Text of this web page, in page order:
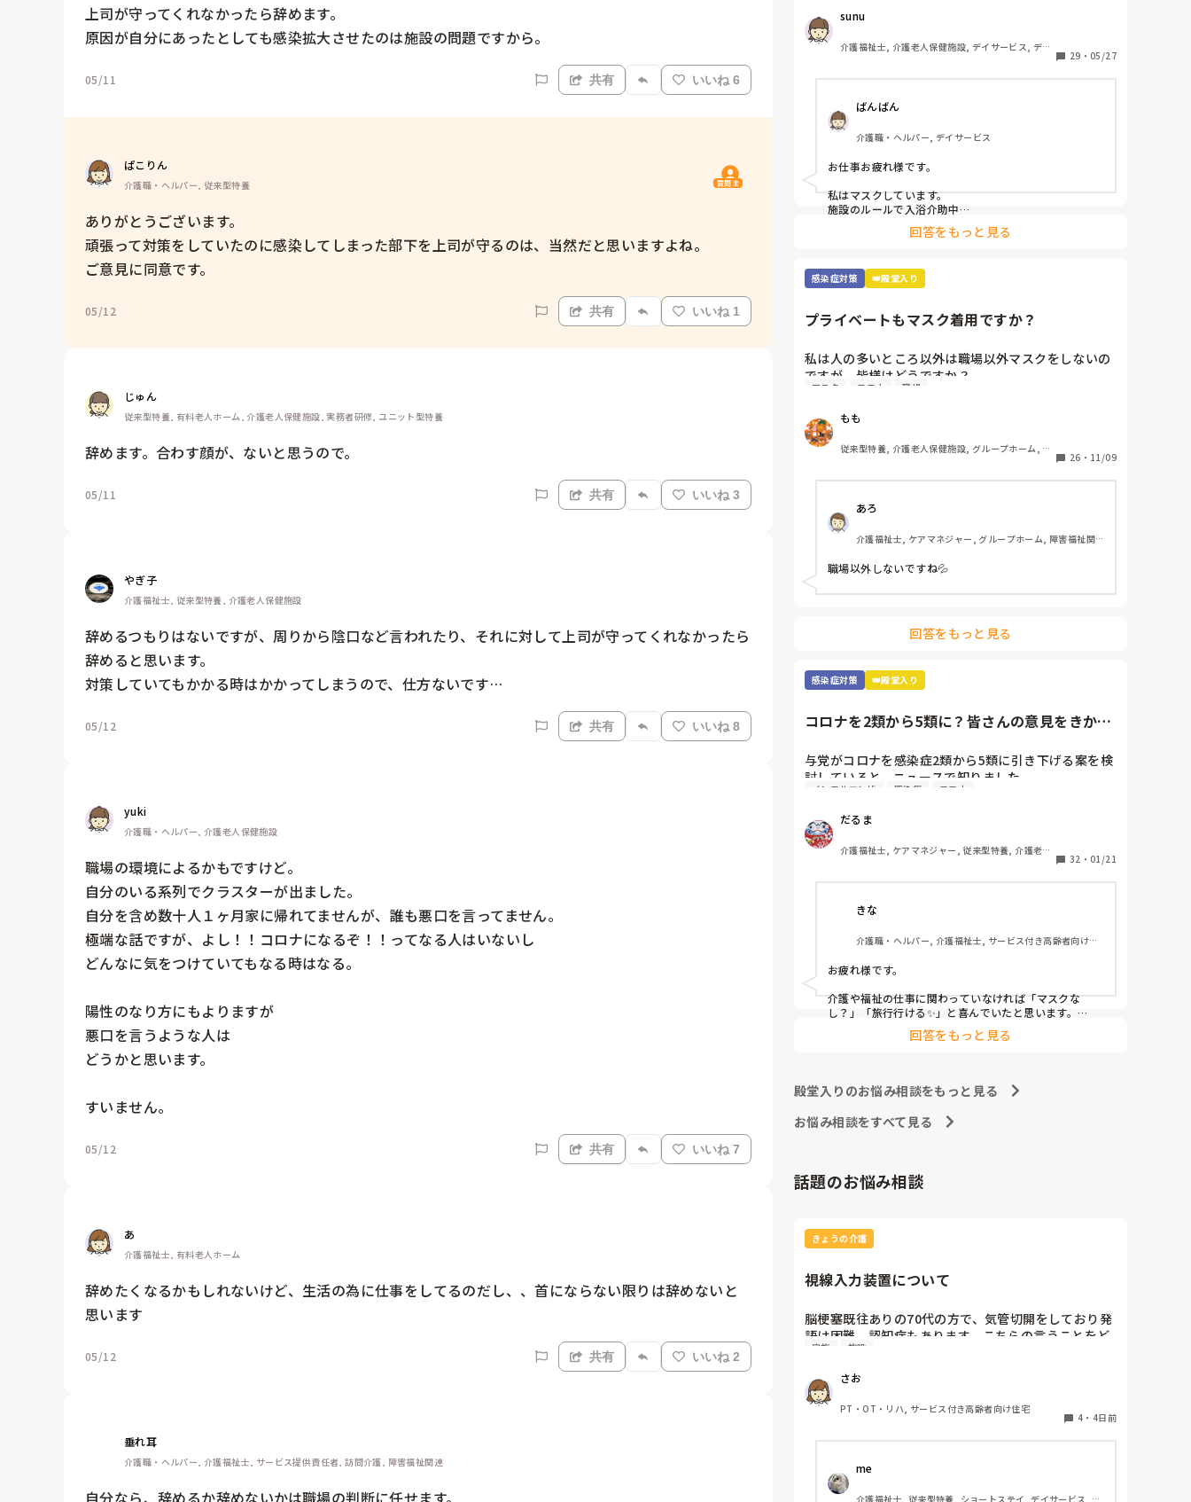
上司が守ってくれなかったら辞めます。
原因が自分にあったとしても感染拡大させたのは施設の問題ですから。
05/11 共有 いいね 6
ぱこりん
介護職・ヘルパー, 従来型特養 質問主
ありがとうございます。
頑張って対策をしていたのに感染してしまった部下を上司が守るのは、当然だと思いますよね。
ご意見に同意です。
05/12 共有 いいね 1
じゅん
従来型特養, 有料老人ホーム, 介護老人保健施設, 実務者研修, ユニット型特養
辞めます。合わす顔が、ないと思うので。
05/11 共有 いいね 3
やぎ子
介護福祉士, 従来型特養, 介護老人保健施設
辞めるつもりはないですが、周りから陰口など言われたり、それに対して上司が守ってくれなかったら
辞めると思います。
05/12 共有 いいね 8
yuki
介護職・ヘルパー, 介護老人保健施設
職場の環境によるかもですけど。
自分のいる系列でクラスターが出ました。
自分を含め数十人１ヶ月家に帰れてませんが、誰も悪口を言ってません。
極端な話ですが、よし！！コロナになるぞ！！ってなる人はいないし
どんなに気をつけていてもなる時はなる。
陽性のなり方にもよりますが
悪口を言うような人は
どうかと思います。
すいません。
05/12 共有 いいね 7
あ
介護福祉士, 有料老人ホーム
辞めたくなるかもしれないけど、生活の為に仕事をしてるのだし、、首にならない限りは辞めないと
思います
05/12 共有 いいね 2
垂れ耳
介護職・ヘルパー, 介護福祉士, サービス提供責任者, 訪問介護, 障害福祉関連
自分なら、辞めるか辞めないかは職場の判断に任せます。
窓のない浴室で換気扇をつけてもサウナ状態でしんど
いです😓アドバイスください！
sunu
介護福祉士, 介護老人保健施設, デイサービス, デイ
29 ・ 05/27
ばんばん
介護職・ヘルパー, デイサービス
お仕事お疲れ様です。
私はマスクしています。
施設のルールで入浴介助中
息苦しい時は外してもよいと
なっていますが、
マスクしています。
使い捨てのマスクなので
気持ち少し暑さがマシな気がします。
回答をもっと見る
感染症対策 👑殿堂入り
プライベートもマスク着用ですか？
私は人の多いところ以外は職場以外マスクをしないの
ですが、皆様はどうですか？
職場が近いと人の目も気になるところですが、マスク
で、余計とりたいんですよね、、
マスク コロナ 職場
もも
従来型特養, 介護老人保健施設, グループホーム, 初
26 ・ 11/09
あろ
介護福祉士, ケアマネジャー, グループホーム, 障害福祉関
職場以外しないですね💦
回答をもっと見る
感染症対策 👑殿堂入り
コロナを2類から5類に？皆さんの意見をきかせ
与党がコロナを感染症2類から5類に引き下げる案を検
討していると、ニュースで知りました。
季節性インフルエンザと同じ扱いになるということで
違いですし、季節を問わず流行しますし、罹患しても
治療薬がないので、今よりも感染対策が緩和されるか
もしれないことに不安しかありません。
皆さんは、どうお考えでしょうか？
インフルエンザ 感染症 コロナ
だるま
介護福祉士, ケアマネジャー, 従来型特養, 介護老人
32 ・ 01/21
きな
介護職・ヘルパー, 介護福祉士, サービス付き高齢者向け住
お疲れ様です。
介護や福祉の仕事に関わっていなければ「マスクな
し？」「旅行行ける✨」と喜んでいたと思います。
しかし、介護職でクラスターや命を落とされる方を目の
インフルエンザと同等？
からにしていただきたいですね…💦
回答をもっと見る
殿堂入りのお悩み相談をもっと見る
お悩み相談をすべて見る
話題のお悩み相談
きょうの介護
視線入力装置について
脳梗塞既往ありの70代の方で、気管切開をしており発
語は困難。認知症もあります。こちらの言うことをど
のくらい理解しているかは不明ですが、問いかけに頷
の方にもほぼ毎日面会に来られます。この前ケアマネ
の方からお話しを聞いたら、視線入力装置？を導入し
たいと息子さんがおっしゃっているそうです。そこ
で、施設などで実際使われている利用者の方がいらっ
こなせるものなのかお聞きしたいです。
家族 施設
さお
PT・OT・リハ, サービス付き高齢者向け住宅
4 ・ 4日前
me
介護福祉士, 従来型特養, ショートステイ, デイサービス, 訪